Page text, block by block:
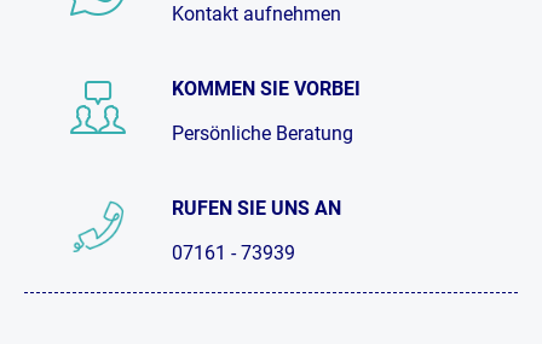
Kontakt aufnehmen
KOMMEN SIE VORBEI
Persönliche Beratung
RUFEN SIE UNS AN
07161 - 73939